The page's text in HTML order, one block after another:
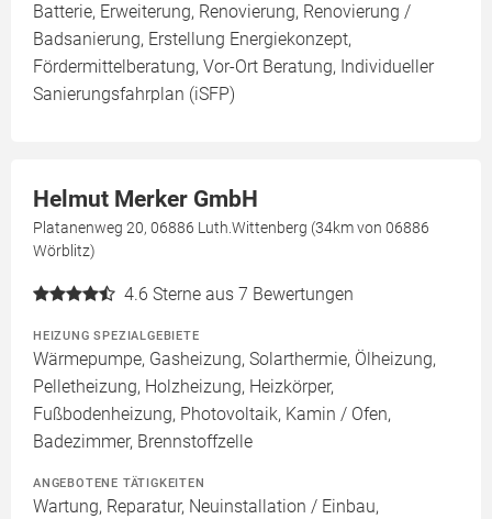
Batterie, Erweiterung, Renovierung, Renovierung /
Badsanierung, Erstellung Energiekonzept,
Fördermittelberatung, Vor-Ort Beratung, Individueller
Sanierungsfahrplan (iSFP)
Helmut Merker GmbH
Platanenweg 20, 06886 Luth.Wittenberg (34km von 06886
Wörblitz)
4.6 Sterne aus 7 Bewertungen
HEIZUNG SPEZIALGEBIETE
Wärmepumpe, Gasheizung, Solarthermie, Ölheizung,
Pelletheizung, Holzheizung, Heizkörper,
Fußbodenheizung, Photovoltaik, Kamin / Ofen,
Badezimmer, Brennstoffzelle
ANGEBOTENE TÄTIGKEITEN
Wartung, Reparatur, Neuinstallation / Einbau,